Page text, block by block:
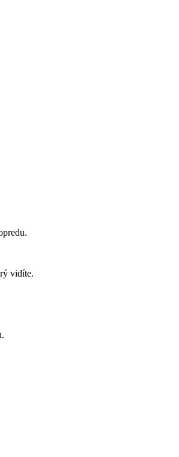
vidíte.